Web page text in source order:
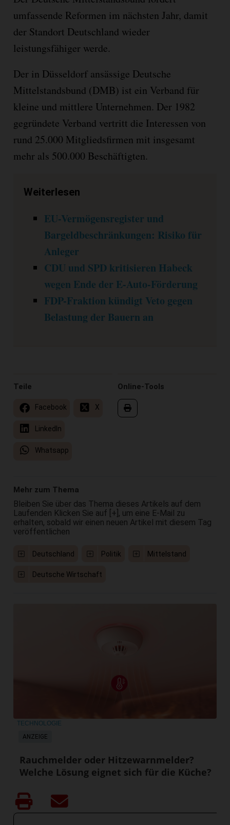
umfassende Reformen im nächsten Jahr, damit
der Standort Deutschland wieder
leistungsfähiger werde.
Der in Düsseldorf ansässige Deutsche
Mittelstandsbund (DMB) ist ein Verband für
kleine und mittlere Unternehmen. Der 1982
gegründete Verband vertritt die Interessen von
rund 25.000 Mitgliedsfirmen mit insgesamt
mehr als 500.000 Beschäftigten.
Weiterlesen
EU-Vermögensregister und
Bargeldbeschränkungen: Risiko für
Anleger
CDU und SPD kritisieren Habeck
wegen Ende der E-Auto-Förderung
FDP-Fraktion kündigt Veto gegen
Belastung der Bauern an
Online-Tools
Teile
Facebook X
LinkedIn
Whatsapp
Mehr zum Thema
Bleiben Sie über das Thema dieses Artikels auf dem
Laufenden Klicken Sie auf [+], um eine E-Mail zu
erhalten, sobald wir einen neuen Artikel mit diesem Tag
veröffentlichen
Deutschland Politik Mittelstand
Deutsche Wirtschaft
ANZEIGE
TECHNOLOGIE
Rauchmelder oder Hitzewarnmelder?
Welche Lösung eignet sich für die Küche?